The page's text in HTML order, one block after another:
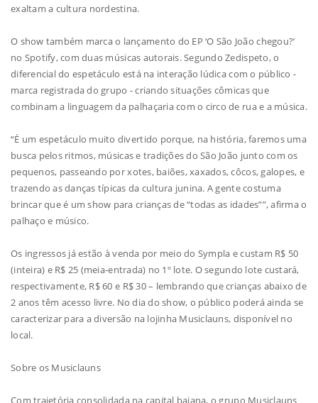
exaltam a cultura nordestina.
O show também marca o lançamento do EP ‘O São João chegou?’
no Spotify, com duas músicas autorais. Segundo Zedispeto, o
diferencial do espetáculo está na interação lúdica com o público -
marca registrada do grupo - criando situações cômicas que
combinam a linguagem da palhaçaria com o circo de rua e a música.
“É um espetáculo muito divertido porque, na história, faremos uma
busca pelos ritmos, músicas e tradições do São João junto com os
pequenos, passeando por xotes, baiões, xaxados, côcos, galopes, e
trazendo as danças típicas da cultura junina. A gente costuma
brincar que é um show para crianças de “todas as idades””, afirma o
palhaço e músico.
Os ingressos já estão à venda por meio do Sympla e custam R$ 50
(inteira) e R$ 25 (meia-entrada) no 1º lote. O segundo lote custará,
respectivamente, R$ 60 e R$ 30 – lembrando que crianças abaixo de
2 anos têm acesso livre. No dia do show, o público poderá ainda se
caracterizar para a diversão na lojinha Musiclauns, disponível no
local.
Sobre os Musiclauns
Com trajetória consolidada na capital baiana, o grupo Musiclauns